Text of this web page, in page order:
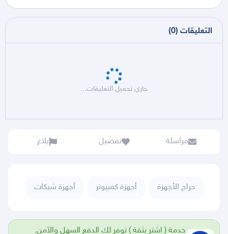
التعليقات (
0
)
جاري تحميل التعليقات...
مراسلة تفضيل بلاغ
حراج الأجهزة أجهزة كمبيوتر أجهزة شبكات
خدمة ( اشتر بثقة ) توفر لك الدفع السهل والآمن.